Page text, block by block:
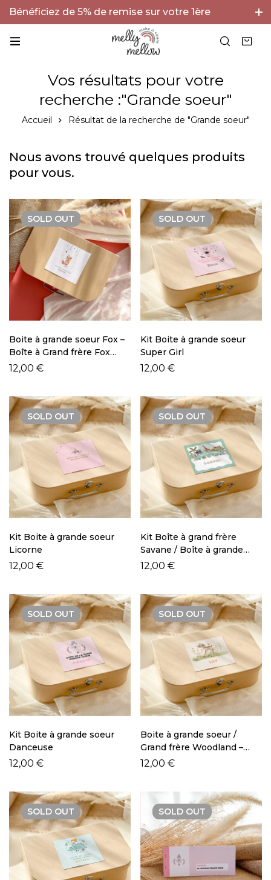
Bénéficiez de 5% de remise sur votre 1ère
commande avec le code BIENVENUE5 !
Vos résultats pour votre
recherche :"Grande soeur"
Accueil Résultat de la recherche de "Grande soeur"
Nous avons trouvé quelques produits
pour vous.
SOLD OUT
Boite à grande soeur Fox –
Boîte à Grand frère Fox
(Renard)
12,00 €
SOLD OUT
Kit Boite à grande soeur
Super Girl
12,00 €
SOLD OUT
Kit Boite à grande soeur
Licorne
12,00 €
SOLD OUT
Kit Boîte à grand frère
Savane / Boîte à grande
soeur Savane
12,00 €
SOLD OUT
Kit Boite à grande soeur
Danceuse
12,00 €
SOLD OUT
Boite à grande soeur /
Grand frère Woodland –
Faon
12,00 €
SOLD OUT SOLD OUT